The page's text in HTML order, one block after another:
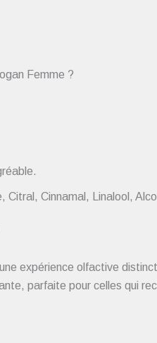
Femme ?
Cinnamal, Linalool,
expérience olfactive
parfaite pour celles qui